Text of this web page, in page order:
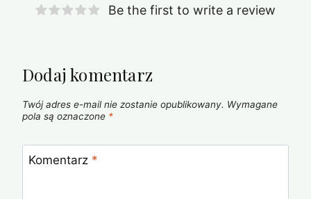
Be the first to write a review
Dodaj komentarz
Twój adres e-mail nie zostanie opublikowany. Wymagane
pola są oznaczone *
Komentarz *